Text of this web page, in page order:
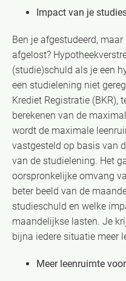
Impact van je
Ben je afgestudeerd,
afgelost?
(studie)schuld als je een
een studielening niet
Krediet Registratie (BKR),
berekenen van de
wordt de maximale
vastgesteld op basis van
van de studielening. Het
oorspronkelijke omvang
beter beeld van de
studieschuld en welke
maandelijkse lasten. Je
bijna iedere situatie meer
Meer leenruimte